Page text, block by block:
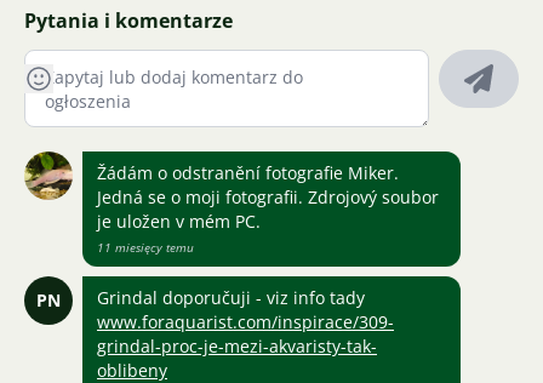
Pytania i komentarze
Žádám o odstranění fotografie Miker.
Jedná se o moji fotografii. Zdrojový soubor
je uložen v mém PC.
11 miesięcy temu
PN
Grindal doporučuji - viz info tady
www.foraquarist.com/inspirace/309-
grindal-proc-je-mezi-akvaristy-tak-
oblibeny